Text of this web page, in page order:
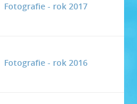
Fotografie - rok 2017
Fotografie - rok 2016